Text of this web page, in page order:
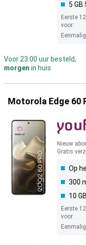
5 GB
Eerste
voor:
Voor 23:00 uur besteld,
morgen in huis
Motorola Edge 60
Nieuw
Gratis
Op
300
10
Eerste
voor: